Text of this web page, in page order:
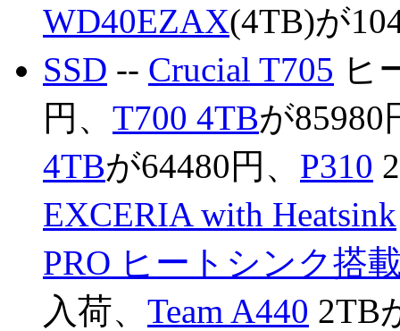
WD40EZAX(4TB)が
SSD -- Crucial T705 ヒ
円、 T700 4TBが85980
4TBが64480円、 P310
EXCERIA with Heatsink
PRO ヒートシンク搭
入荷、 Team A440 2TB